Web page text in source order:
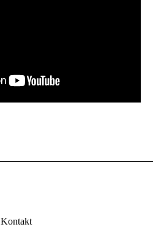
Kontakt